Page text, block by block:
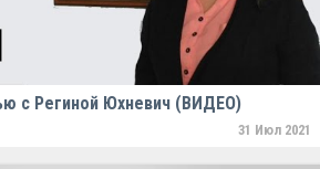
с Региной Юхневич (ВИДЕО)
31 Июл 2021